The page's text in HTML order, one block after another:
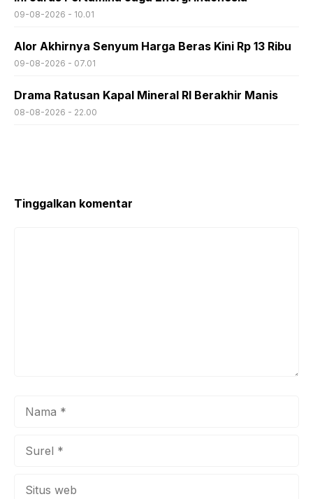
09-08-2026 - 10.01
Alor Akhirnya Senyum Harga Beras Kini Rp 13 Ribu
09-08-2026 - 07.01
Drama Ratusan Kapal Mineral RI Berakhir Manis
08-08-2026 - 22.00
Tinggalkan komentar